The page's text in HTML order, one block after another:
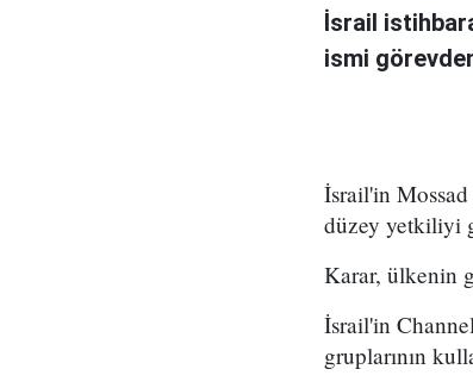
İsrail
ismi
İsrail'in
düzey yetkiliyi
Karar, ülkenin
İsrail'in
gruplarının